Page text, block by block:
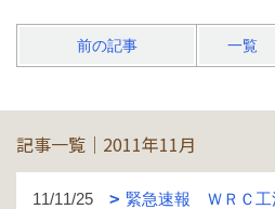
前の記事 一覧
記事一覧｜2011年11月
11/11/25 緊急速報 ＷＲＣ